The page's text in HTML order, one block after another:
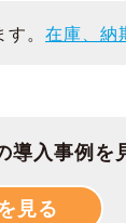
。 在庫、納
導入事例を
見る